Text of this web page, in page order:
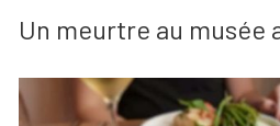
Un meurtre au musée